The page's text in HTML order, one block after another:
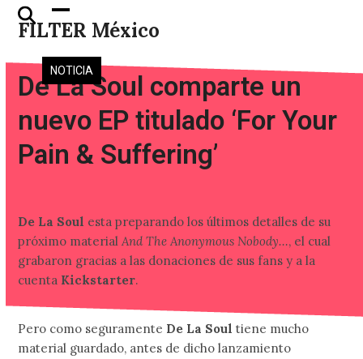
Skip
FILTER México
Open
mobile
menu
Close
mobile
menu
NOTICIA
De La Soul comparte un
nuevo EP titulado ‘For Your
Pain & Suffering’
De La Soul esta preparando los últimos detalles de su
próximo material And The Anonymous Nobody…, el cual
grabaron gracias a las donaciones de sus fans y a la
cuenta Kickstarter.
Pero como seguramente De La Soul tiene mucho
material guardado, antes de dicho lanzamiento